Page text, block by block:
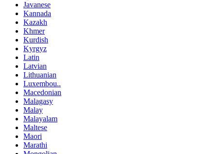
Javanese
Kannada
Kazakh
Khmer
Kurdish
Kyrgyz
Latin
Latvian
Lithuanian
Luxembou..
Macedonian
Malagasy
Malay
Malayalam
Maltese
Maori
Marathi